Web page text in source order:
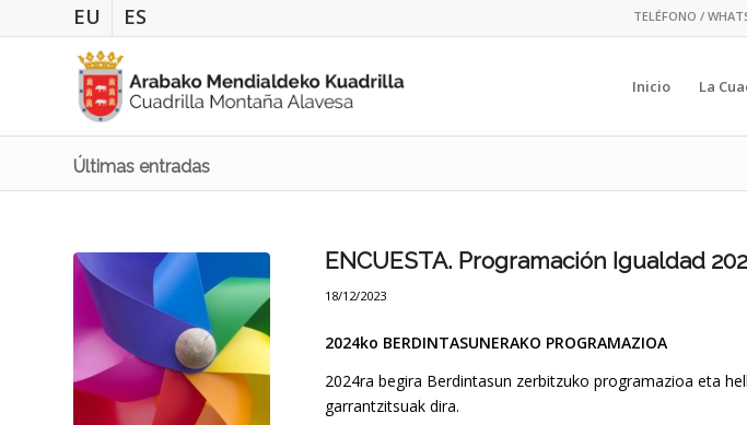
EU ES TELÉFONO /
Inicio La
Últimas entradas
ENCUESTA. Programación Igualdad
18/12/2023
2024ko BERDINTASUNERAKO PROGRAMAZIOA
2024ra begira Berdintasun zerbitzuko programazioa eta
garrantzitsuak dira.